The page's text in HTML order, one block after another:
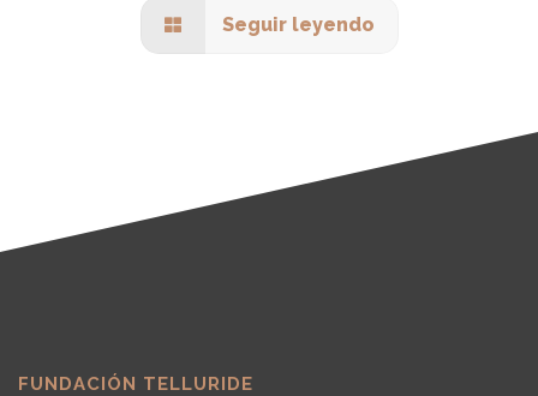
Seguir leyendo
FUNDACIÓN TELLURIDE